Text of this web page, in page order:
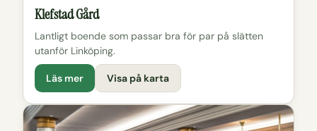
Klefstad Gård
Lantligt boende som passar bra för par på slätten
utanför Linköping.
Läs mer Visa på karta